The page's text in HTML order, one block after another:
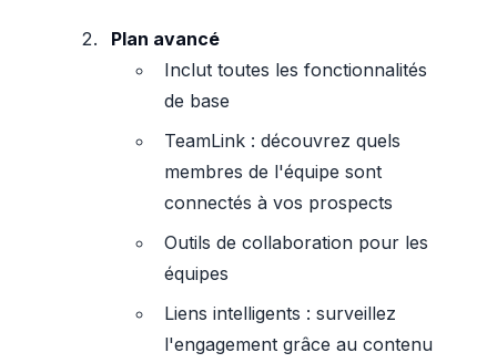
Plan avancé
Inclut toutes les fonctionnalités
de base
TeamLink : découvrez quels
membres de l'équipe sont
connectés à vos prospects
Outils de collaboration pour les
équipes
Liens intelligents : surveillez
l'engagement grâce au contenu